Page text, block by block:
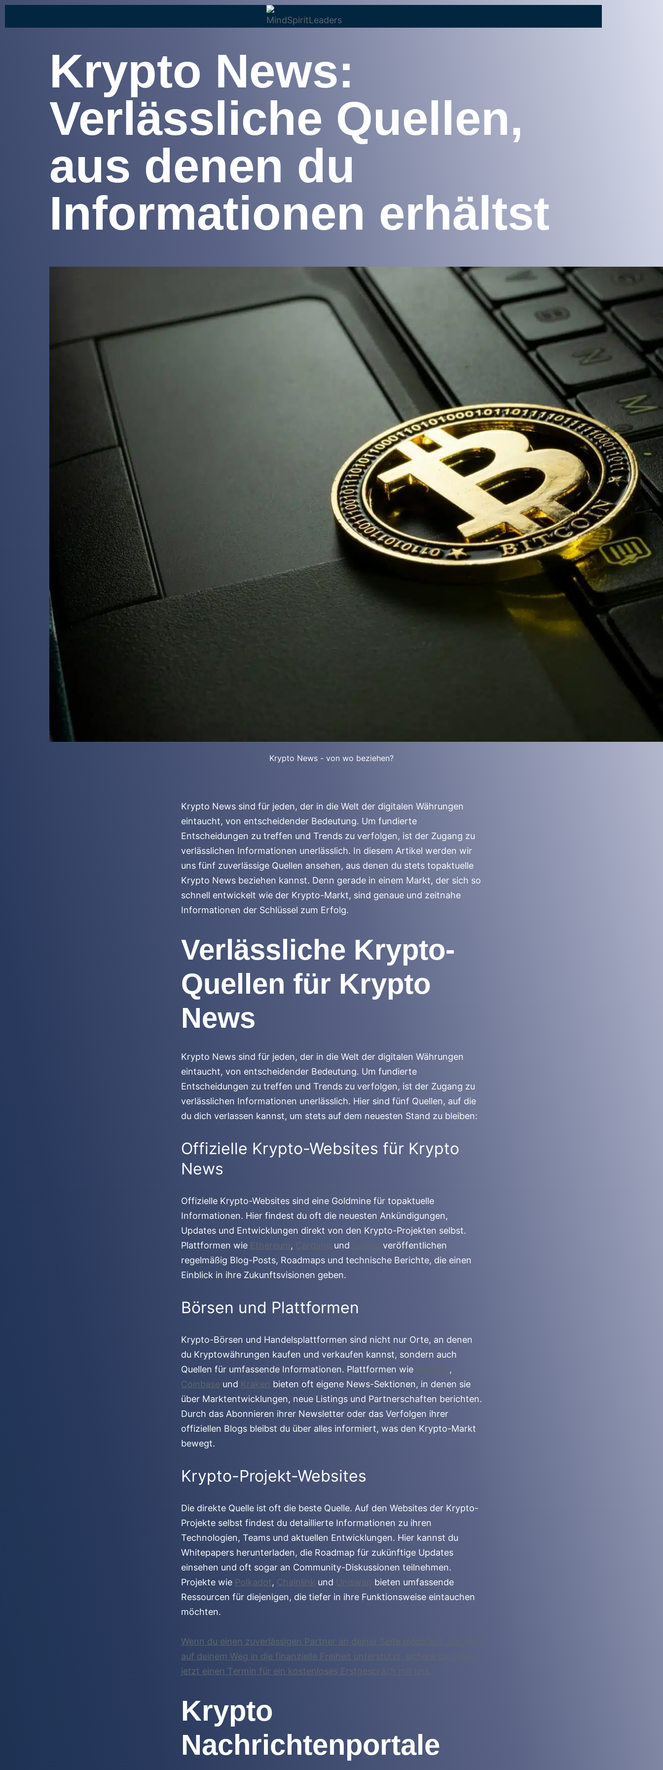
Krypto News:
Verlässliche Quellen,
aus denen du
Informationen erhältst
Krypto News - von wo beziehen?
Krypto News sind für jeden, der in die Welt der digitalen Währungen
eintaucht, von entscheidender Bedeutung. Um fundierte
Entscheidungen zu treffen und Trends zu verfolgen, ist der Zugang zu
verlässlichen Informationen unerlässlich. In diesem Artikel werden wir
uns fünf zuverlässige Quellen ansehen, aus denen du stets topaktuelle
Krypto News beziehen kannst. Denn gerade in einem Markt, der sich so
schnell entwickelt wie der Krypto-Markt, sind genaue und zeitnahe
Informationen der Schlüssel zum Erfolg.
Verlässliche Krypto-
Quellen für Krypto
News
Krypto News sind für jeden, der in die Welt der digitalen Währungen
eintaucht, von entscheidender Bedeutung. Um fundierte
Entscheidungen zu treffen und Trends zu verfolgen, ist der Zugang zu
verlässlichen Informationen unerlässlich. Hier sind fünf Quellen, auf die
du dich verlassen kannst, um stets auf dem neuesten Stand zu bleiben:
Offizielle Krypto-Websites für Krypto
News
Offizielle Krypto-Websites sind eine Goldmine für topaktuelle
Informationen. Hier findest du oft die neuesten Ankündigungen,
Updates und Entwicklungen direkt von den Krypto-Projekten selbst.
Plattformen wie Ethereum , und
veröffentlichen
regelmäßig Blog-Posts, Roadmaps und technische Berichte, die einen
Einblick in ihre Zukunftsvisionen geben.
Börsen und Plattformen
Krypto-Börsen und Handelsplattformen sind nicht nur Orte, an denen
du Kryptowährungen kaufen und verkaufen kannst, sondern auch
Quellen für umfassende Informationen. Plattformen wie Binance,
Coinbase und Kraken bieten oft eigene News-Sektionen, in denen sie
über Marktentwicklungen, neue Listings und Partnerschaften berichten.
Durch das Abonnieren ihrer Newsletter oder das Verfolgen ihrer
offiziellen Blogs bleibst du über alles informiert, was den Krypto-Markt
bewegt.
Krypto-Projekt-Websites
Die direkte Quelle ist oft die beste Quelle. Auf den Websites der Krypto-
Projekte selbst findest du detaillierte Informationen zu ihren
Technologien, Teams und aktuellen Entwicklungen. Hier kannst du
Whitepapers herunterladen, die Roadmap für zukünftige Updates
einsehen und oft sogar an Community-Diskussionen teilnehmen.
Projekte wie Polkadot, Chainlink und Uniswap
bieten umfassende
Ressourcen für diejenigen, die tiefer in ihre Funktionsweise eintauchen
möchten.
Wenn du einen zuverlässigen Partner an deiner Seite möchtest, der dich
auf deinem Weg in die finanzielle Freiheit unterstützt, sichere dir gleich
jetzt einen Termin für ein kostenloses Erstgespräch mit uns.
Krypto
Nachrichtenportale